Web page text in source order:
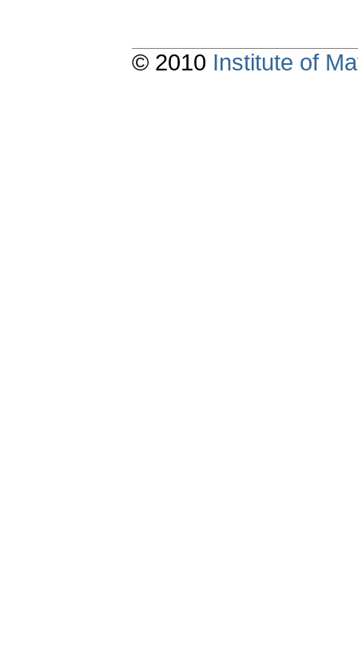
© 2010 Institute of